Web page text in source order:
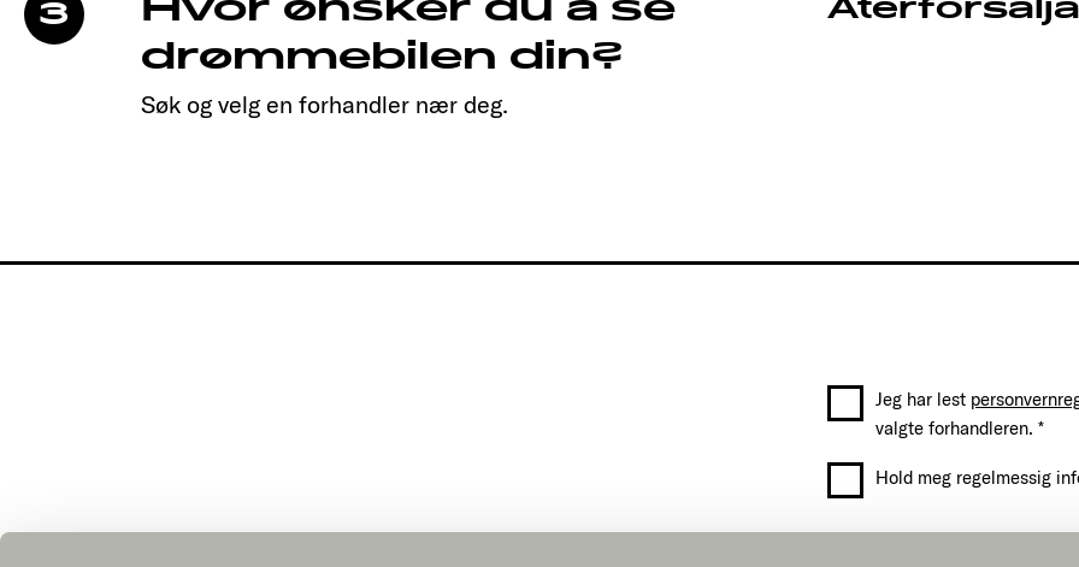
3
drømmebilen din?
Søk og velg en forhandler nær deg.
Jeg har lest
valgte forhandleren. *
Hold meg regelmessig